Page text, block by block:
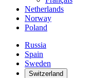
Netherlands
Norway
Poland
Russia
Spain
Sweden
Switzerland